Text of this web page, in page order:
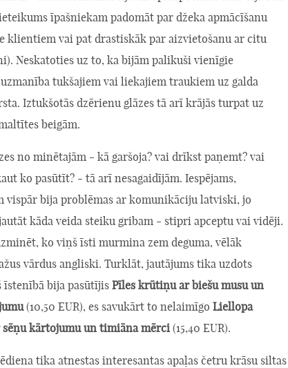
īpašniekam padomāt par džeka apmācīšanu
klientiem vai pat drastiskāk par aizvietošanu ar citu
Neskatoties uz to, ka bijām palikuši vienīgie
tukšajiem vai liekajiem traukiem uz galda
Iztukšotās dzērienu glāzes tā arī krājās turpat uz
beigām.
no minētajām - kā garšoja? vai drīkst paņemt? vai
ko pasūtīt? - tā arī nesagaidījām. Iespējams,
vispār bija problēmas ar komunikāciju latviski, jo
kāda veida steiku gribam - stipri apceptu vai vidēji.
ko viņš īsti murmina zem deguma, vēlāk
vārdus angliski. Turklāt, jautājums tika uzdots
īstenībā bija pasūtījis Pīles krūtiņu ar biešu musu un
(10,50 EUR), es savukārt to nelaimīgo Liellopa
kārtojumu un timiāna mērci (15,40 EUR).
tika atnestas interesantas apaļas četru krāsu siltas